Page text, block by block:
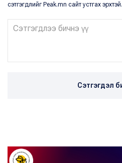
сэтгэгдлийг Peak.mn сайт устгах эрхтэй.
Сэтгэгдэл